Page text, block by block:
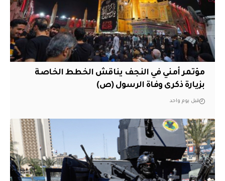
مؤتمر أمني في النجف يناقش الخطط الخاصة
بزيارة ذكرى وفاة الرسول (ص)
قبل يوم واحد